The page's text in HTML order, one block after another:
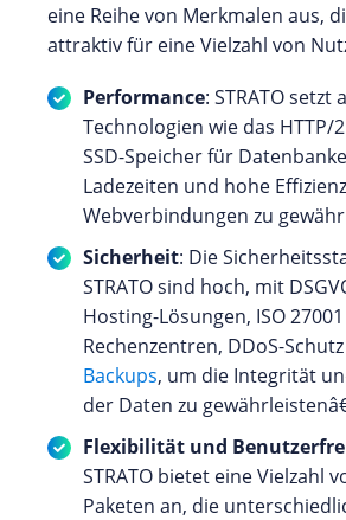
eine Reihe von Merkmalen aus,
attraktiv für eine Vielzahl von
Performance: STRATO
Technologien wie das HTTP/
SSD-Speicher für
Ladezeiten und hohe
Webverbindungen zu
Sicherheit: Die
STRATO sind hoch, mit
Hosting-Lösungen, ISO
Rechenzentren, DDoS-
Backups, um die Integrität
der Daten zu
Flexibilität und
STRATO bietet eine Vielzahl
Paketen an, die